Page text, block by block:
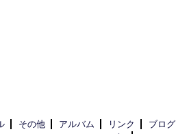
その他 アルバム リンク ブログ